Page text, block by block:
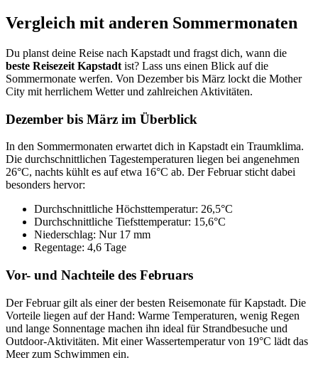
Vergleich mit anderen Sommermonaten
Du planst deine Reise nach Kapstadt und fragst dich, wann die
beste Reisezeit Kapstadt ist? Lass uns einen Blick auf die
Sommermonate werfen. Von Dezember bis März lockt die Mother
City mit herrlichem Wetter und zahlreichen Aktivitäten.
Dezember bis März im Überblick
In den Sommermonaten erwartet dich in Kapstadt ein Traumklima.
Die durchschnittlichen Tagestemperaturen liegen bei angenehmen
26°C, nachts kühlt es auf etwa 16°C ab. Der Februar sticht dabei
besonders hervor:
Durchschnittliche Höchsttemperatur: 26,5°C
Durchschnittliche Tiefsttemperatur: 15,6°C
Niederschlag: Nur 17 mm
Regentage: 4,6 Tage
Vor- und Nachteile des Februars
Der Februar gilt als einer der besten Reisemonate für Kapstadt. Die
Vorteile liegen auf der Hand: Warme Temperaturen, wenig Regen
und lange Sonnentage machen ihn ideal für Strandbesuche und
Outdoor-Aktivitäten. Mit einer Wassertemperatur von 19°C lädt das
Meer zum Schwimmen ein.